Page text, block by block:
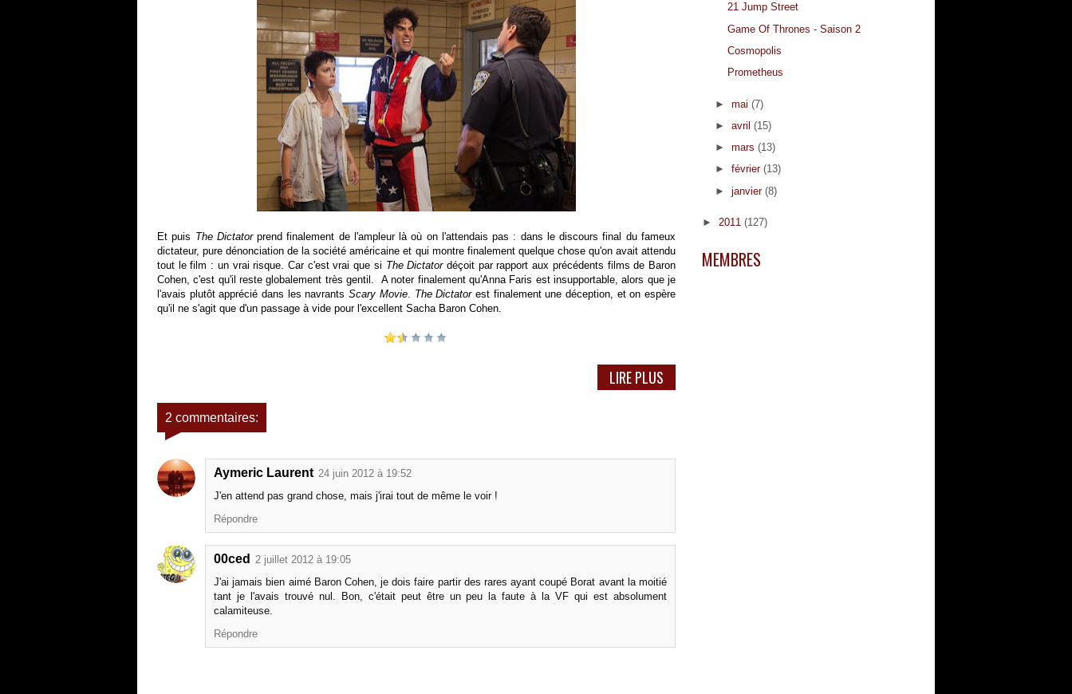
Et puis The Dictatorprend finalement de l'ampleur là où on l'attendais pas : dans le discours final du fameux
dictateur, pure dénonciation de la société américaine et qui montre finalement quelque chose qu'on avait attendu
tout le film : un vrai risque. Car c'est vrai que si The Dictatordéçoit par rapport aux précédents films de Baron
Cohen, c'est qu'il reste globalement très gentil. A noter finalement qu'Anna Faris est insupportable, alors que je
l'avais plutôt apprécié dans les navrantsScary Movie. The Dictatorest finalement une déception, et on espère
qu'il ne s'agit que d'un passage à vide pour l'excellent Sacha Baron Cohen.
LIRE PLUS
2 commentaires:
Aymeric Laurent 24 juin 2012 à 19:52
J'en attend pas grand chose, mais j'irai tout de même le voir !
Répondre
00ced 2 juillet 2012 à 19:05
J'ai jamais bien aimé Baron Cohen, je dois faire partir des rares ayant coupé Borat avant la moitié
tant je l'avais trouvé nul. Bon, c'était peut être un peu la faute à la VF qui est absolument
calamiteuse.
Répondre
21 Jump Street
Game Of Thrones - Saison 2
Cosmopolis
Prometheus
► mai (7)
► avril (15)
► mars (13)
► février (13)
► janvier (8)
► 2011 (127)
MEMBRES